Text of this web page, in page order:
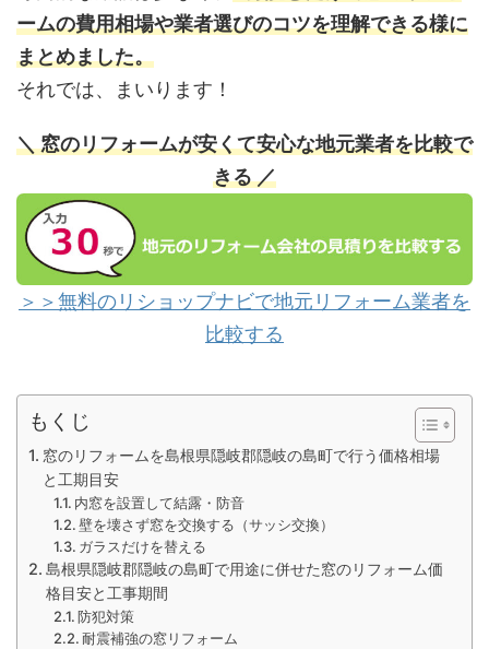
ームの費用相場や業者選びのコツを理解できる様に
まとめました。
それでは、まいります！
＼ 窓のリフォームが安くて安心な地元業者を比較で
きる ／
＞＞無料のリショップナビで地元リフォーム業者を
比較する
もくじ
窓のリフォームを島根県隠岐郡隠岐の島町で行う価格相場
と工期目安
内窓を設置して結露・防音
壁を壊さず窓を交換する（サッシ交換）
ガラスだけを替える
島根県隠岐郡隠岐の島町で用途に併せた窓のリフォーム価
格目安と工事期間
防犯対策
耐震補強の窓リフォーム